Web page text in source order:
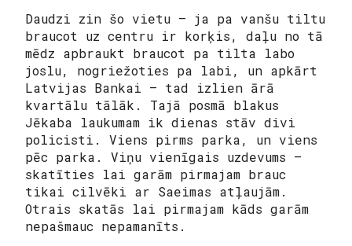
Daudzi zin šo vietu – ja pa vanšu tiltu
braucot uz centru ir korķis, daļu no tā
mēdz apbraukt braucot pa tilta labo
joslu, nogriežoties pa labi, un apkārt
Latvijas Bankai – tad izlien ārā
kvartālu tālāk. Tajā posmā blakus
Jēkaba laukumam ik dienas stāv divi
policisti. Viens pirms parka, un viens
pēc parka. Viņu vienīgais uzdevums –
skatīties lai garām pirmajam brauc
tikai cilvēki ar Saeimas atļaujām.
Otrais skatās lai pirmajam kāds garām
nepašmauc nepamanīts.